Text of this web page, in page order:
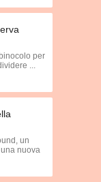
per
...
un
nuova